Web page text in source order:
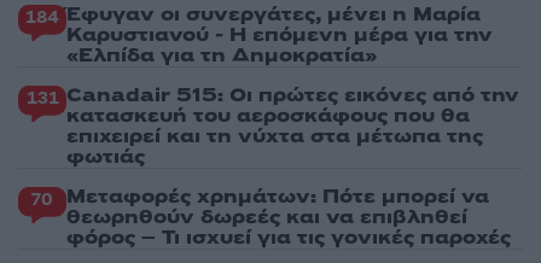
184 Έφυγαν οι συνεργάτες, μένει η Μαρία
Καρυστιανού - Η επόμενη μέρα για την
«Ελπίδα για τη Δημοκρατία»
131 Canadair 515: Οι πρώτες εικόνες από την
κατασκευή του αεροσκάφους που θα
επιχειρεί και τη νύχτα στα μέτωπα της
φωτιάς
70 Μεταφορές χρημάτων: Πότε μπορεί να
θεωρηθούν δωρεές και να επιβληθεί
φόρος – Τι ισχυεί για τις γονικές παροχές